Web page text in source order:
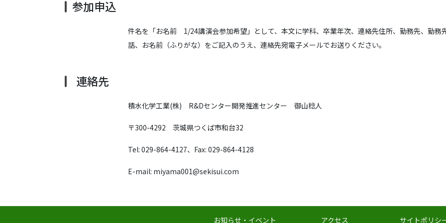
参加申込
件名を「お名前 1/24講演会参加希望」として、本文に学科、卒業年次、連絡先住所、勤務先、勤務
話、お名前（ふりがな）をご記入のうえ、連絡先宛電子メールでお送りください。
連絡先
積水化学工業(株) R&Dセンター開発推進センター 御山稔人
〒300-4292 茨城県つくば市和台32
Tel: 029-864-4127、Fax: 029-864-4128
E-mail: miyama001@sekisui.com
お知らせ・イベント アクセス サイトポリシ